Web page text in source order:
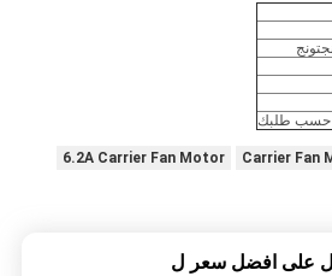
حسب طلبك
6.2A Carrier Fan Motor
على افضل سعر ل